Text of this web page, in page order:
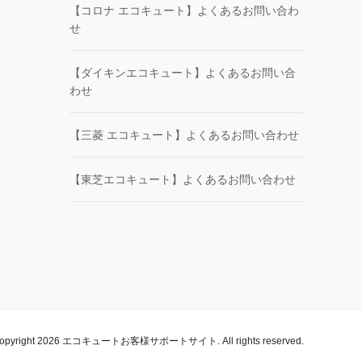
【コロナ エコキュート】よくあるお問い合わ
せ
【ダイキンエコキュート】よくあるお問い合
わせ
【三菱 エコキュート】よくあるお問い合わせ
【東芝エコキュート】よくあるお問い合わせ
2026 エコキュートお客様サポートサイト. All rights reserved.